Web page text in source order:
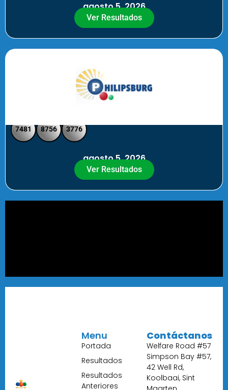
agosto 5, 2026
Ver Resultados
7481 8756 3776
agosto 5, 2026
Ver Resultados
Menu
Portada
Resultados
Resultados
Anteriores
Contáctanos
Welfare Road #57
Simpson Bay #57,
42 Well Rd,
Koolbaai, Sint